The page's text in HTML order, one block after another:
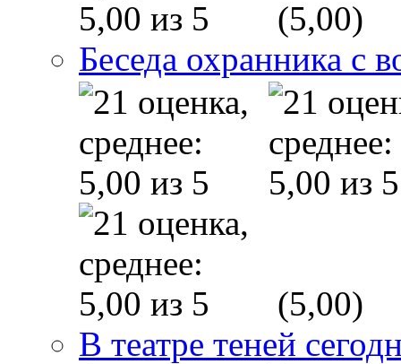
(5,00)
Беседа охранника с
(5,00)
В театре теней